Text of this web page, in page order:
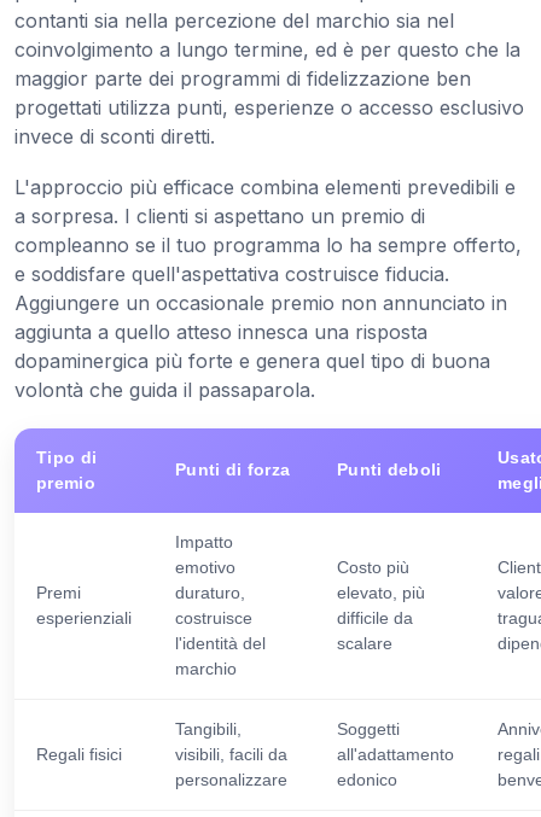
contanti sia nella percezione del marchio sia nel
coinvolgimento a lungo termine, ed è per questo che la
maggior parte dei programmi di fidelizzazione ben
progettati utilizza punti, esperienze o accesso esclusivo
invece di sconti diretti.
L'approccio più efficace combina elementi prevedibili e
a sorpresa. I clienti si aspettano un premio di
compleanno se il tuo programma lo ha sempre offerto,
e soddisfare quell'aspettativa costruisce fiducia.
Aggiungere un occasionale premio non annunciato in
aggiunta a quello atteso innesca una risposta
dopaminergica più forte e genera quel tipo di buona
volontà che guida il passaparola.
Tipo di
premio
Punti di forza Punti deboli
Premi
esperienziali
Impatto
emotivo
duraturo,
costruisce
l'identità del
marchio
Costo più
elevato, più
difficile da
scalare
Regali fisici
Tangibili,
visibili, facili da
personalizzare
Soggetti
all'adattamento
edonico